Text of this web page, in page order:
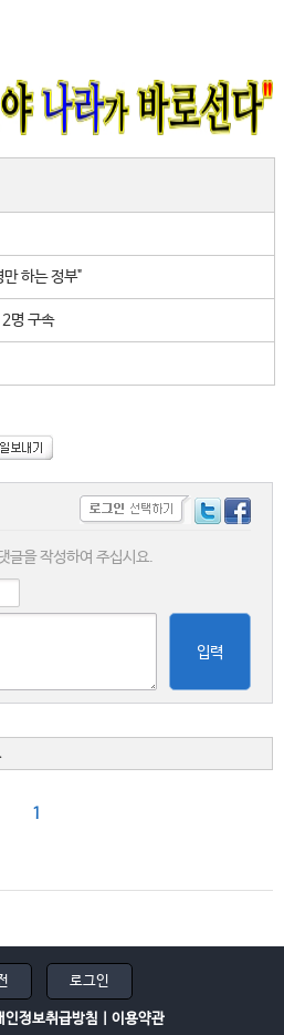
하는 정부"
2명 구속
글을 작성하여 주십시요.
입력
1
로그인
인정보취급방침 이용약관